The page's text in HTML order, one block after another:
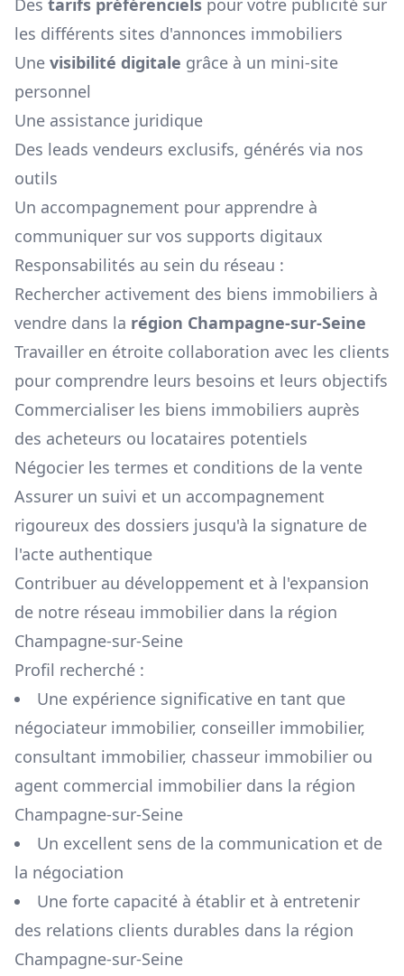
Des tarifs préférenciels pour votre publicité sur
les différents sites d'annonces immobiliers
Une visibilité digitale grâce à un mini-site
personnel
Une assistance juridique
Des leads vendeurs exclusifs, générés via nos
outils
Un accompagnement pour apprendre à
communiquer sur vos supports digitaux
Responsabilités au sein du réseau :
Rechercher activement des biens immobiliers à
vendre dans la région Champagne-sur-Seine
Travailler en étroite collaboration avec les clients
pour comprendre leurs besoins et leurs objectifs
Commercialiser les biens immobiliers auprès
des acheteurs ou locataires potentiels
Négocier les termes et conditions de la vente
Assurer un suivi et un accompagnement
rigoureux des dossiers jusqu'à la signature de
l'acte authentique
Contribuer au développement et à l'expansion
de notre réseau immobilier dans la région
Champagne-sur-Seine
Profil recherché :
Une expérience significative en tant que
négociateur immobilier, conseiller immobilier,
consultant immobilier, chasseur immobilier ou
agent commercial immobilier dans la région
Champagne-sur-Seine
Un excellent sens de la communication et de
la négociation
Une forte capacité à établir et à entretenir
des relations clients durables dans la région
Champagne-sur-Seine